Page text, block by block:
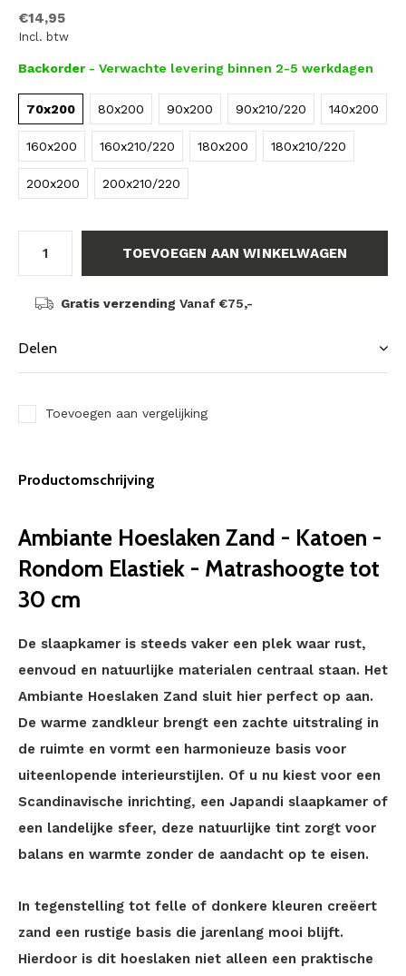
€14,95
Incl. btw
Backorder - Verwachte levering binnen 2-5 werkdagen
70x200 80x200 90x200 90x210/220 140x200
160x200 160x210/220 180x200 180x210/220
200x200 200x210/220
TOEVOEGEN AAN WINKELWAGEN
Gratis verzending Vanaf €75,-
Delen
Toevoegen aan vergelijking
Productomschrijving
Ambiante Hoeslaken Zand - Katoen -
Rondom Elastiek - Matrashoogte tot
30 cm
De slaapkamer is steeds vaker een plek waar rust,
eenvoud en natuurlijke materialen centraal staan. Het
Ambiante Hoeslaken Zand sluit hier perfect op aan.
De warme zandkleur brengt een zachte uitstraling in
de ruimte en vormt een harmonieuze basis voor
uiteenlopende interieurstijlen. Of u nu kiest voor een
Scandinavische inrichting, een Japandi slaapkamer of
een landelijke sfeer, deze natuurlijke tint zorgt voor
balans en warmte zonder de aandacht op te eisen.
In tegenstelling tot felle of donkere kleuren creëert
zand een rustige basis die jarenlang mooi blijft.
Hierdoor is dit hoeslaken niet alleen een praktische